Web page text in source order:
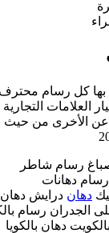
بها كل رسام
العلامات
عن الأخرى من
رسام شاطر
دهانات
دهان درايش
الجدران رسام
دهان بالكويا